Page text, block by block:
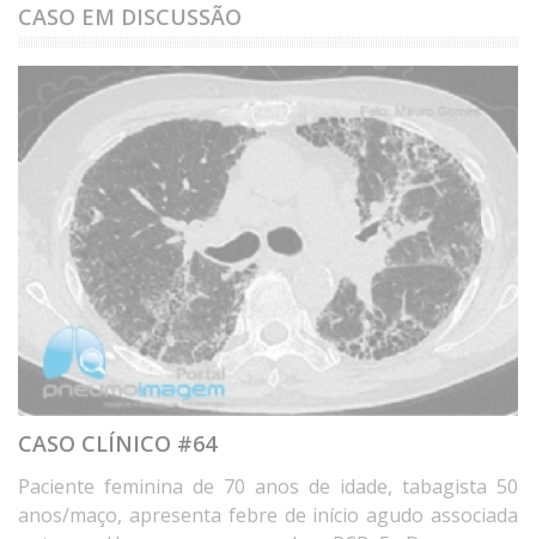
CASO EM DISCUSSÃO
CASO CLÍNICO #64
Paciente feminina de 70 anos de idade, tabagista 50
anos/maço, apresenta febre de início agudo associada